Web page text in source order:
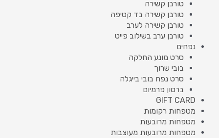
טורבן קשירה
טורבן קשירה בד קטיפה
טורבן קשירה לערב
טורבן ערב בשילוב פייט
נפחים
סרט מונע החלקה
בובי שרוך
סרט נפח בובי בייגלה
ברטון פרמיום
GIFT CARD
מטפחות רקומות
מטפחות מרובעות
מטפחות מרובעות מעוצבות